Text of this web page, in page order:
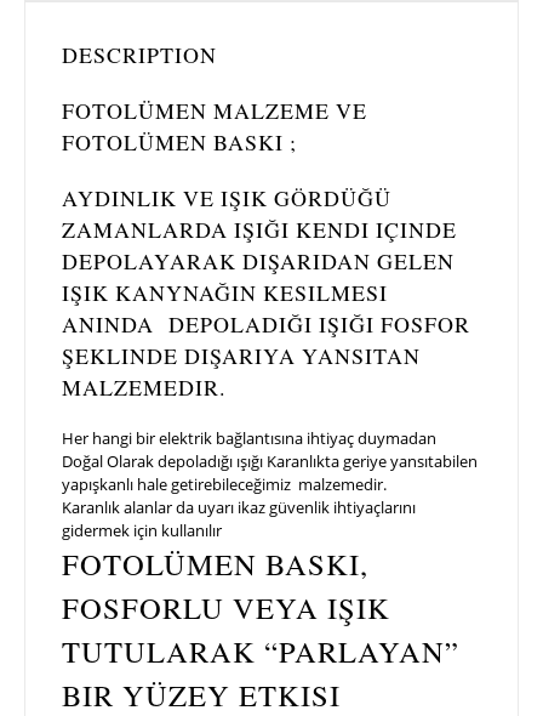
DESCRIPTION
FOTOLÜMEN MALZEME VE
FOTOLÜMEN BASKI ;
AYDINLIK VE IŞIK GÖRDÜĞÜ
ZAMANLARDA IŞIĞI KENDI IÇINDE
DEPOLAYARAK DIŞARIDAN GELEN
IŞIK KANYNAĞIN KESILMESI
ANINDA DEPOLADIĞI IŞIĞI FOSFOR
ŞEKLINDE DIŞARIYA YANSITAN
MALZEMEDIR.
Her hangi bir elektrik bağlantısına ihtiyaç duymadan
Doğal Olarak depoladığı ışığı Karanlıkta geriye yansıtabilen
yapışkanlı hale getirebileceğimiz malzemedir.
Karanlık alanlar da uyarı ikaz güvenlik ihtiyaçlarını
gidermek için kullanılır
FOTOLÜMEN BASKI,
FOSFORLU VEYA IŞIK
TUTULARAK “PARLAYAN”
BIR YÜZEY ETKISI